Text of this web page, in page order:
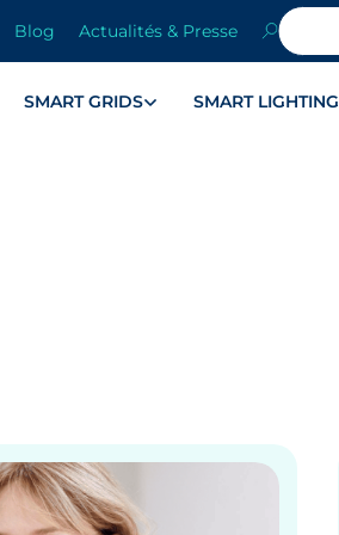
SMART GRIDS SMART LIGHTING
Blog Actualités & Presse